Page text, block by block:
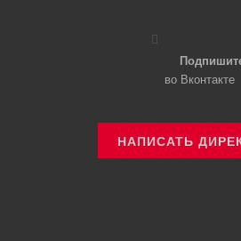
во Вконтакте
НАПИСАТЬ